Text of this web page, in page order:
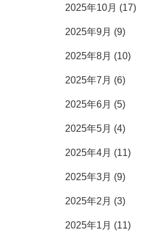
2025年10月 (17)
2025年9月 (9)
2025年8月 (10)
2025年7月 (6)
2025年6月 (5)
2025年5月 (4)
2025年4月 (11)
2025年3月 (9)
2025年2月 (3)
2025年1月 (11)